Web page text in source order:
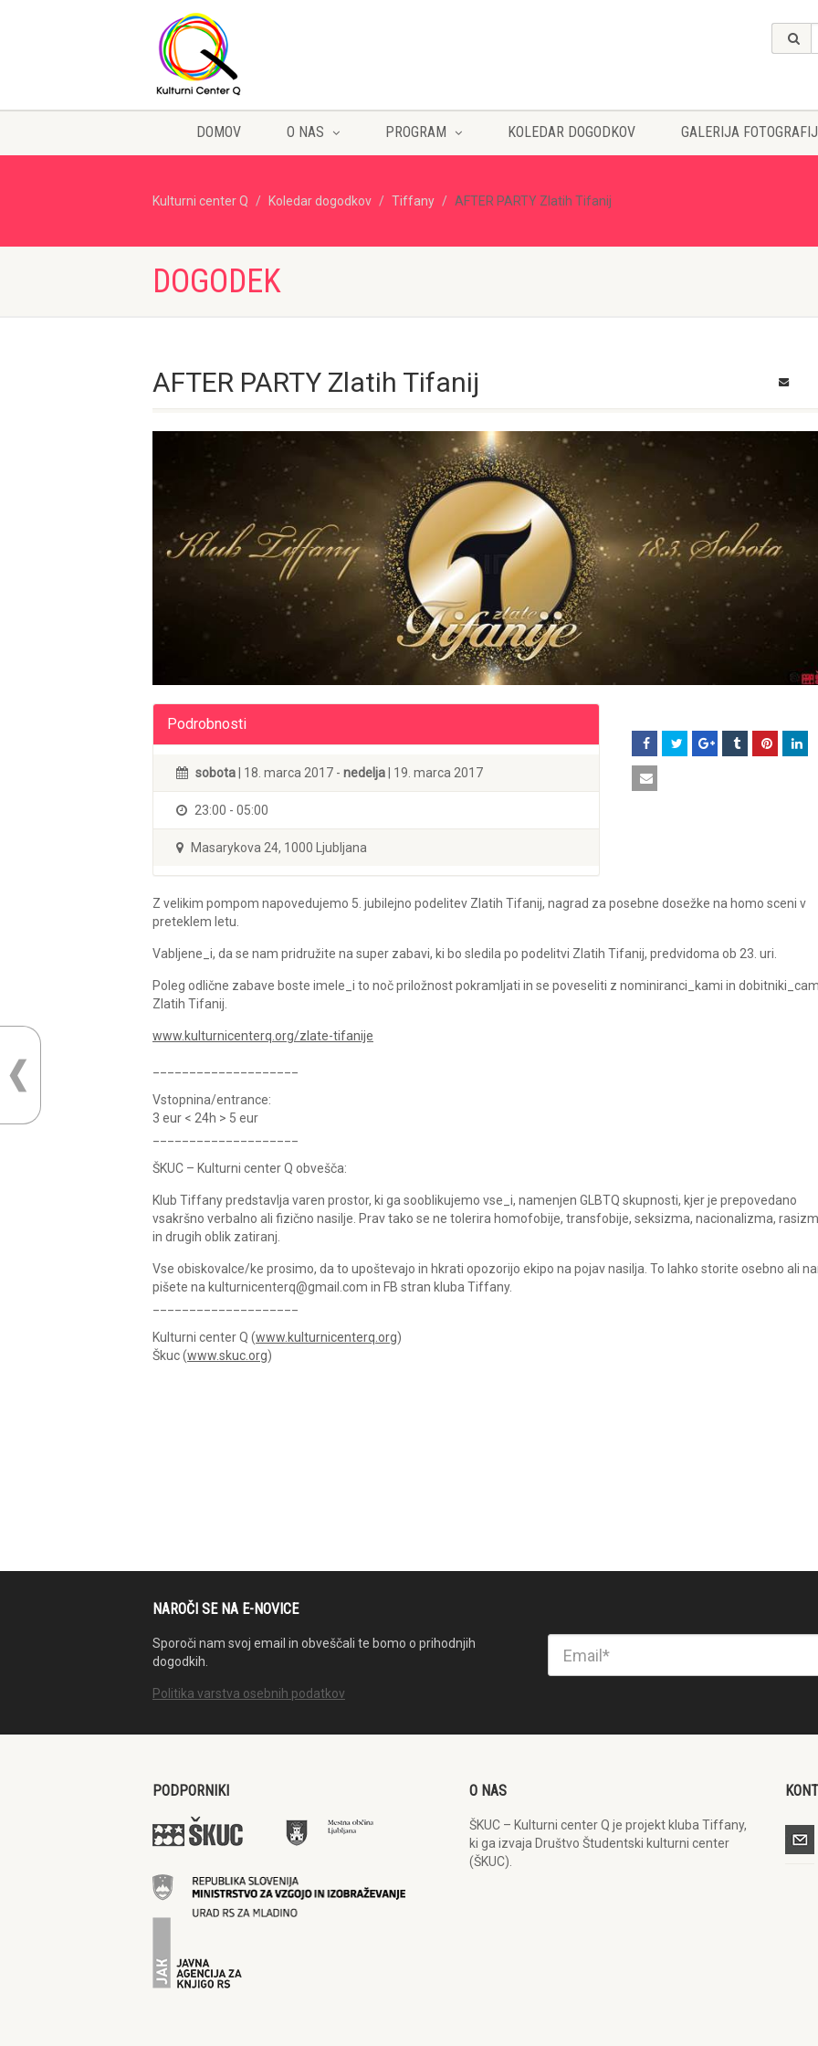
DOMOV O NAS PROGRAM KOLEDAR DOGODKOV GALERIJA FOTOGRAFIJ
Kulturni center Q Koledar dogodkov Tiffany AFTER PARTY Zlatih Tifanij
DOGODEK
AFTER PARTY Zlatih Tifanij
Podrobnosti
sobota | 18. marca 2017 - nedelja | 19. marca 2017
23:00 - 05:00
Masarykova 24, 1000 Ljubljana
Z velikim pompom napovedujemo 5. jubilejno podelitev Zlatih Tifanij, nagrad za posebne dosežke na homo sceni v
preteklem letu.
Vabljene_i, da se nam pridružite na super zabavi, ki bo sledila po podelitvi Zlatih Tifanij, predvidoma ob 23. uri.
Poleg odlične zabave boste imele_i to noč priložnost pokramljati in se poveseliti z nominiranci_kami in
Zlatih Tifanij.
www.kulturnicenterq.org/zlate-tifanije
Vstopnina/entrance:
3 eur < 24h > 5 eur
ŠKUC – Kulturni center Q obvešča:
Klub Tiffany predstavlja varen prostor, ki ga sooblikujemo vse_i, namenjen GLBTQ skupnosti, kjer je prepovedano
vsakršno verbalno ali fizično nasilje. Prav tako se ne tolerira homofobije, transfobije, seksizma, nacionalizma,
in drugih oblik zatiranj.
Vse obiskovalce/ke prosimo, da to upoštevajo in hkrati opozorijo ekipo na pojav nasilja. To lahko storite osebno ali
pišete na kulturnicenterq@gmail.com in FB stran kluba Tiffany.
Kulturni center Q (www.kulturnicenterq.org)
Škuc (www.skuc.org)
NAROČI SE NA E-NOVICE
Sporoči nam svoj email in obveščali te bomo o prihodnjih
dogodkih.
Politika varstva osebnih podatkov
PODPORNIKI O NAS
ŠKUC – Kulturni center Q je projekt kluba Tiffany,
ki ga izvaja Društvo Študentski kulturni center
(ŠKUC).